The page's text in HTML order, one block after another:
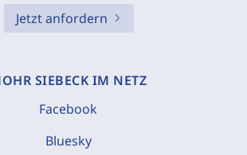
Jetzt anfordern
SIEBECK IM NETZ
Facebook
Bluesky